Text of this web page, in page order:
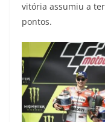
vitória assumiu a
pontos.